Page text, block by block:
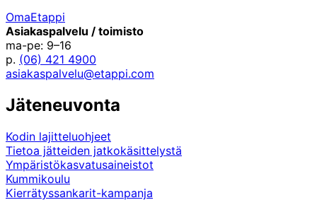
OmaEtappi
Asiakaspalvelu / toimisto
ma-pe: 9–16
p. (06) 421 4900
asiakaspalvelu@etappi.com
Jäteneuvonta
Kodin lajitteluohjeet
Tietoa jätteiden jatkokäsittelystä
Ympäristökasvatusaineistot
Kummikoulu
Kierrätyssankarit-kampanja